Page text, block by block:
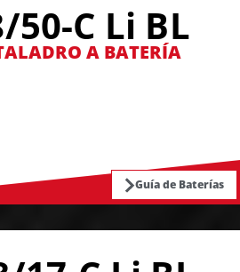
50-C Li BL
A BATERÍA
Guía de Baterías